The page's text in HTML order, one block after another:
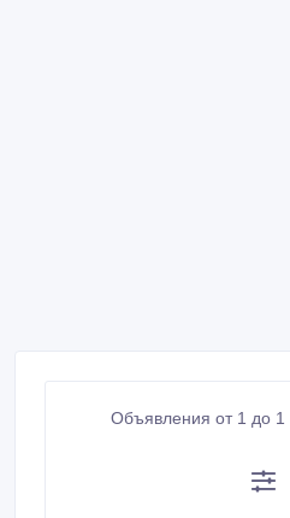
Объявления от 1 до 1